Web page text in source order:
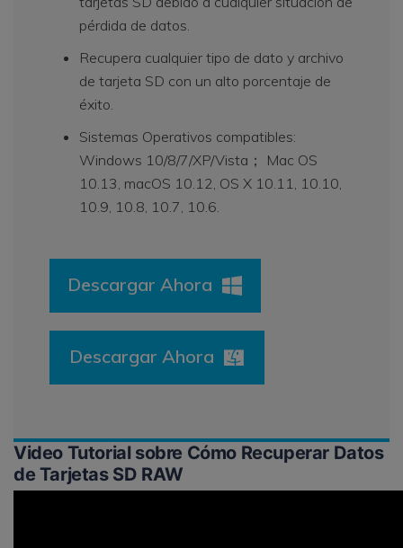
pérdida de datos.
Recupera cualquier tipo de dato y archivo
de tarjeta SD con un alto porcentaje de
éxito.
Sistemas Operativos compatibles:
Windows 10/8/7/XP/Vista； Mac OS
10.13, macOS 10.12, OS X 10.11, 10.10,
10.9, 10.8, 10.7, 10.6.
Descargar Ahora
Descargar Ahora
Video Tutorial sobre Cómo Recuperar Datos
de Tarjetas SD RAW